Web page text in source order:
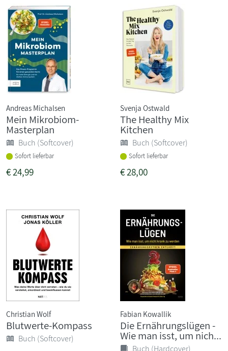
Andreas Michalsen
Mein Mikrobiom-
Masterplan
Buch (Softcover)
Sofort lieferbar
€24,99
Svenja Ostwald
The Healthy Mix
Kitchen
Buch (Softcover)
Sofort lieferbar
€28,00
Christian Wolf
Blutwerte-Kompass
Buch (Softcover)
Fabian Kowallik
Die Ernährungslügen -
Wie man isst, um nich...
Buch (Hardcover)